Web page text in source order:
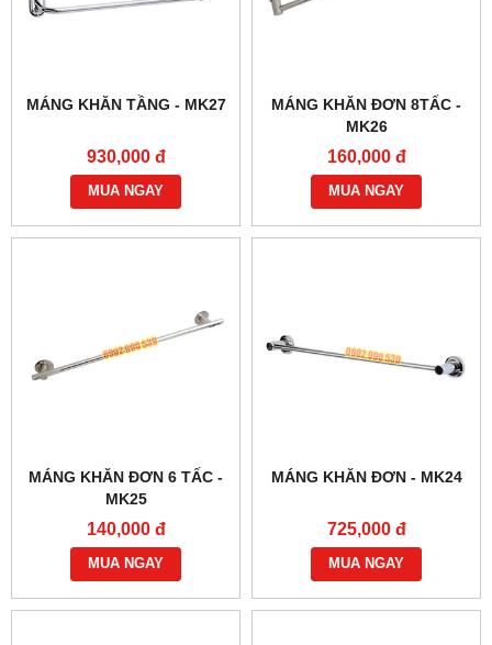
MÁNG KHĂN TẦNG - MK27
930,000 đ
MUA NGAY
MÁNG KHĂN ĐƠN 8TẤC -
MK26
160,000 đ
MUA NGAY
MÁNG KHĂN ĐƠN 6 TẤC -
MK25
140,000 đ
MUA NGAY
MÁNG KHĂN ĐƠN - MK24
725,000 đ
MUA NGAY